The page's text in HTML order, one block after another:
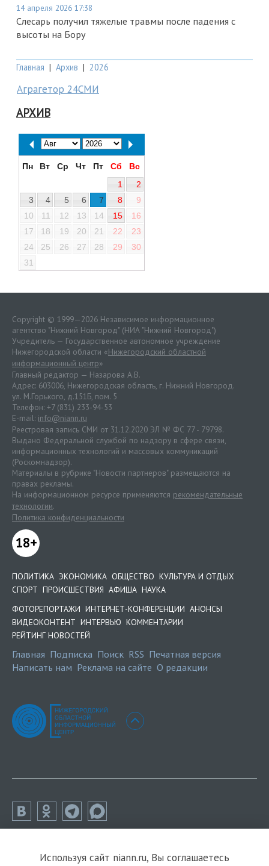
14 апреля 2026 17:38
Слесарь получил тяжелые травмы после падения с
высоты на Бору
Главная | Архив | 2026
Аграгетор 24СМИ
АРХИВ
Пн Вт Ср Чт Пт Сб
Вс
1
2
3
4 5 6 7 8
9
10
11 12 13 14 15
16
17
18 19 20 21 22
23
24
25 26 27 28 29
30
31
Copyright © 1999—2026 Независимое информационное
агентство "Нижний Новгород" (НИА "Нижний Новгород")
Учредитель — Государственное автономное учреждение
Нижегородской области «Нижегородский областной
информационный центр»
Главный редактор — Назарова А.В.
Адрес: 603006, Нижегородская область, г. Нижний Новгород.
ул. М.Горького, д.151Б, пом. 5
Телефон: +7 (831) 233-94-53
E-mail: info@niann.ru
Реестровая запись СМИ от 31.12.2020 ЭЛ № ФС 77 - 79798.
Выдано Федеральной службой по надзору в сфере связи,
информационных технологий и массовых коммуникаций
(Роскомнадзор).
Материалы в рубрике "Новости партнеров" размещаются на
правах рекламы.
На информационном ресурсе применяются рекомендательные
технологии.
Политика конфиденциальности
18+
ПОЛИТИКА ЭКОНОМИКА ОБЩЕСТВО КУЛЬТУРА И ОТДЫХ
СПОРТ ПРОИСШЕСТВИЯ АФИША НАУКА
ФОТОРЕПОРТАЖИ ИНТЕРНЕТ-КОНФЕРЕНЦИИ АНОНСЫ
ВИДЕОКОНТЕНТ ИНТЕРВЬЮ КОММЕНТАРИИ
РЕЙТИНГ НОВОСТЕЙ
Главная Подписка Поиск RSS Печатная версия
Написать нам Реклама на сайте О редакции
Используя сайт niann.ru, Вы соглашаетесь